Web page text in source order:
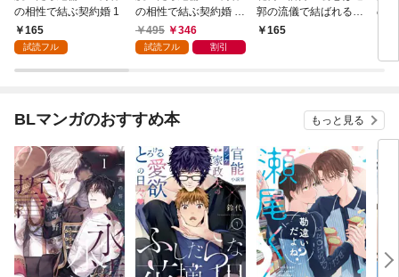
の相性で結ぶ契約婚 1
165
試読フル
の相性で結ぶ契約婚 合
冊版 1
495 346
試読フル 割引
郭の流儀で結ばれる～
分冊版 1
165
の
BLマンガのおすすめ本 もっと見る